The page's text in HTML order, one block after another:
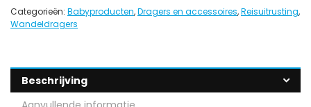
Categorieën: Babyproducten,Dragers en accessoires,Reisuitrusting,
Wandeldragers
Beschrijving